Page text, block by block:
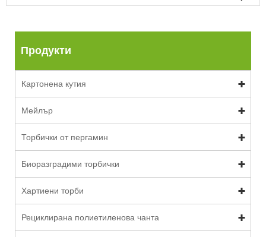
Продукти
Картонена кутия
Мейлър
Торбички от пергамин
Биоразградими торбички
Хартиени торби
Рециклирана полиетиленова чанта